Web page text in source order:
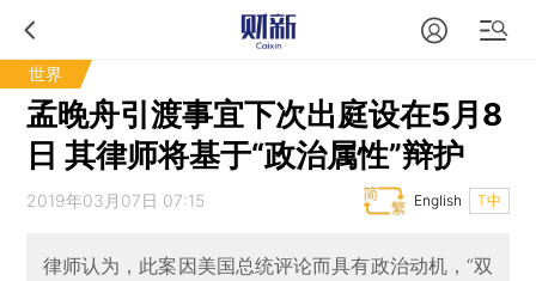
世界
孟晚舟引渡事宜下次出庭设在5月8
日 其律师将基于“政治属性”辩护
2019年03月07日 07:15 T中
English
律师认为，此案因美国总统评论而具有政治动机，“双